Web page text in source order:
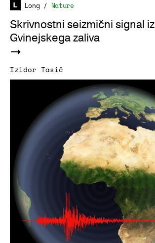
Long / Nature
Skrivnostni seizmični signal iz
Gvinejskega zaliva
Izidor Tasič